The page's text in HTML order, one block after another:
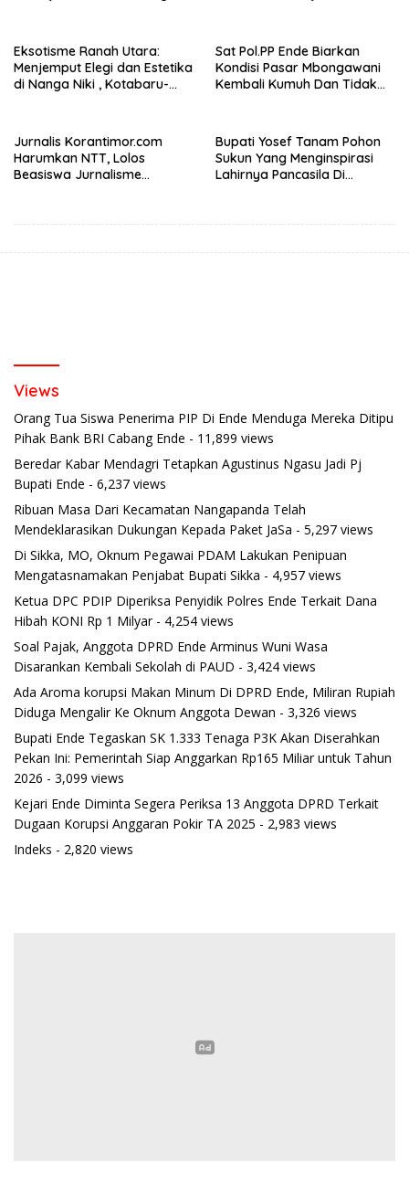
Eksotisme Ranah Utara:
Menjemput Elegi dan Estetika
di Nanga Niki , Kotabaru-
Sat Pol.PP Ende Biarkan
Kondisi Pasar Mbongawani
Kembali Kumuh Dan Tidak
Tepi Jalan
Jurnalis Korantimor.com
Harumkan NTT, Lolos
Beasiswa Jurnalisme
Bupati Yosef Tanam Pohon
Sukun Yang Menginspirasi
Lahirnya Pancasila Di
Views
Orang Tua Siswa Penerima PIP Di Ende Menduga Mereka Ditipu
Pihak Bank BRI Cabang Ende - 11,899 views
Beredar Kabar Mendagri Tetapkan Agustinus Ngasu Jadi Pj
Bupati Ende - 6,237 views
Ribuan Masa Dari Kecamatan Nangapanda Telah
Mendeklarasikan Dukungan Kepada Paket JaSa - 5,297 views
Di Sikka, MO, Oknum Pegawai PDAM Lakukan Penipuan
Mengatasnamakan Penjabat Bupati Sikka - 4,957 views
Ketua DPC PDIP Diperiksa Penyidik Polres Ende Terkait Dana
Hibah KONI Rp 1 Milyar- 4,254 views
Soal Pajak, Anggota DPRD Ende Arminus Wuni Wasa
Disarankan Kembali Sekolah di PAUD - 3,424 views
Ada Aroma korupsi Makan Minum Di DPRD Ende, Miliran Rupiah
Diduga Mengalir Ke Oknum Anggota Dewan - 3,326 views
Bupati Ende Tegaskan SK 1.333 Tenaga P3K Akan Diserahkan
Pekan Ini: Pemerintah Siap Anggarkan Rp165 Miliar untuk Tahun
2026 - 3,099 views
Kejari Ende Diminta Segera Periksa 13 Anggota DPRD Terkait
Dugaan Korupsi Anggaran Pokir TA 2025 - 2,983 views
Indeks - 2,820 views